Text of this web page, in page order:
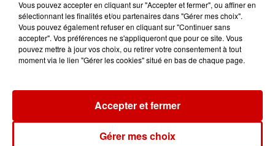
de la...
Destination Vacances : inscrivez-
Vous pouvez accepter en cliquant sur "Accepter et fermer", ou affiner en
sélectionnant les finalités et/ou partenaires dans "Gérer mes choix".
Vous pouvez également refuser en cliquant sur "Continuer sans
accepter". Vos préférences ne s'appliqueront que pour ce site. Vous
pouvez mettre à jour vos choix, ou retirer votre consentement à tout
moment via le lien "Gérer les cookies" situé en bas de chaque page.
Gérer mes choix
Accepter et fermer